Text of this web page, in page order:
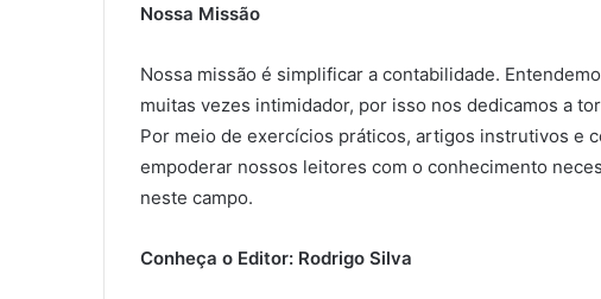
Nossa Missão
Nossa missão é simplificar a contabilidade.
muitas vezes intimidador, por isso nos dedicamos a
Por meio de exercícios práticos, artigos instrutivos e
empoderar nossos leitores com o conhecimento
neste campo.
Conheça o Editor: Rodrigo Silva